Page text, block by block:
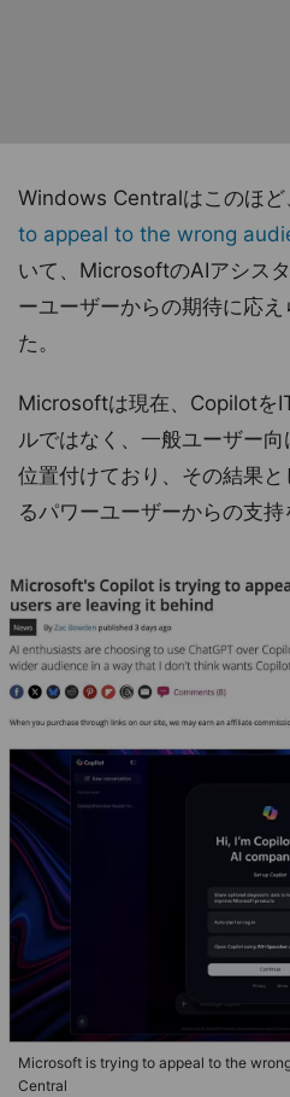
Windows Centralはこのほど
to appeal to the wrong
いて、MicrosoftのAIアシス
ーユーザーからの期待に応
た。
Microsoftは現在、Copilotを
ルではなく、一般ユーザー
位置付けており、その結果
るパワーユーザーからの支持
Microsoft is trying to appeal to the
Central